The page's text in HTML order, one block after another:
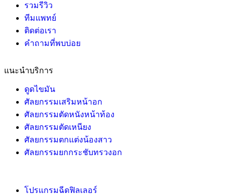
รวมรีวิว
ทีมแพทย์
ติดต่อเรา
คำถามที่พบบ่อย
แนะนำบริการ
ดูดไขมัน
ศัลยกรรมเสริมหน้าอก
ศัลยกรรมตัดหนังหน้าท้อง
ศัลยกรรมตัดเหนียง
ศัลยกรรมตกแต่งน้องสาว
ศัลยกรรมยกกระชับทรวงอก
โปรแกรมฉีดฟิลเลอร์